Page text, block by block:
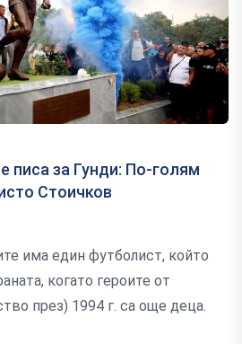
писа за Гунди: По-голям
Стоичков
има един футболист, който
когато героите от
през) 1994 г. са още деца.